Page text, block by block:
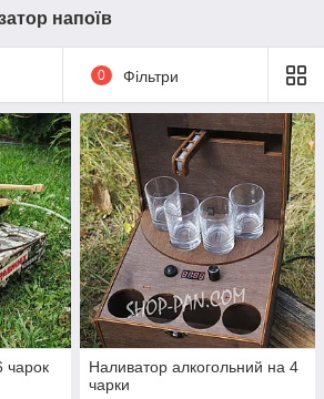
напоїв
0 Фільтри
чарок
Наливатор алкогольний на 4
чарки